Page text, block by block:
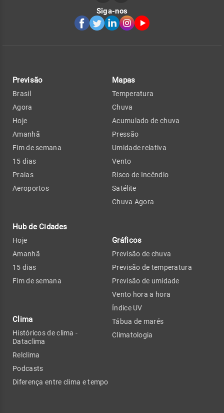
Siga-nos
Previsão
Brasil
Agora
Hoje
Amanhã
Fim de semana
15 dias
Praias
Aeroportos
Hub de Cidades
Hoje
Amanhã
15 dias
Fim de semana
Clima
Históricos de clima -
Dataclima
Relclima
Podcasts
Diferença entre clima e tempo
Mapas
Temperatura
Chuva
Acumulado de chuva
Pressão
Umidade relativa
Vento
Risco de Incêndio
Satélite
Chuva Agora
Gráficos
Previsão de chuva
Previsão de temperatura
Previsão de umidade
Vento hora a hora
Índice UV
Tábua de marés
Climatologia